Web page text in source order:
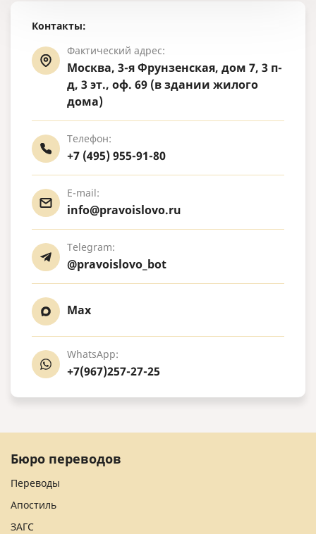
Контакты:
Фактический адрес:
Москва, 3-я Фрунзенская, дом 7, 3 п-
д, 3 эт., оф. 69 (в здании жилого
дома)
Телефон:
+7 (495) 955-91-80
E-mail:
info@pravoislovo.ru
Telegram:
@pravoislovo_bot
Max
WhatsApp:
+7(967)257-27-25
Бюро переводов
Переводы
Апостиль
ЗАГС